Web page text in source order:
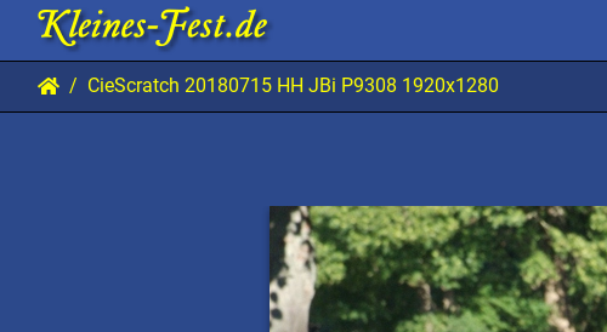
CieScratch 20180715 HH JBi P9308 1920x1280